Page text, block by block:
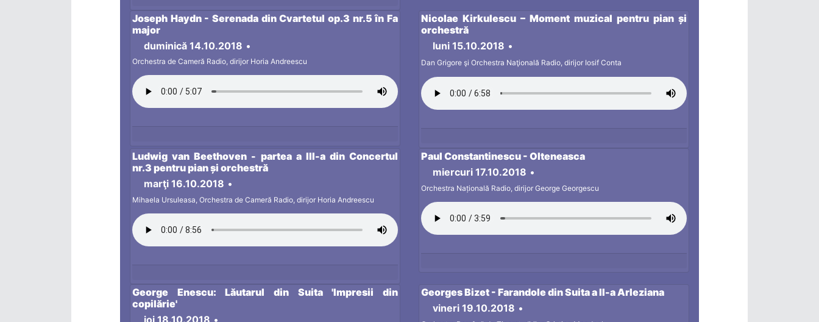
Joseph Haydn - Serenada din Cvartetul op.3 nr.5 în Fa
major
duminică 14.10.2018 •
Orchestra de Cameră Radio, dirijor Horia Andreescu
Nicolae Kirkulescu – Moment muzical pentru pian și
orchestră
luni 15.10.2018 •
Dan Grigore şi Orchestra Naţională Radio, dirijor Iosif Conta
Ludwig van Beethoven - partea a III-a din Concertul
nr.3 pentru pian și orchestră
marţi 16.10.2018 •
Mihaela Ursuleasa, Orchestra de Cameră Radio, dirijor Horia Andreescu
Paul Constantinescu - Olteneasca
miercuri 17.10.2018 •
Orchestra Națională Radio, dirijor George Georgescu
George Enescu: Lăutarul din Suita 'Impresii din
copilărie'
Georges Bizet - Farandole din Suita a II-a Arleziana
vineri 19.10.2018 •